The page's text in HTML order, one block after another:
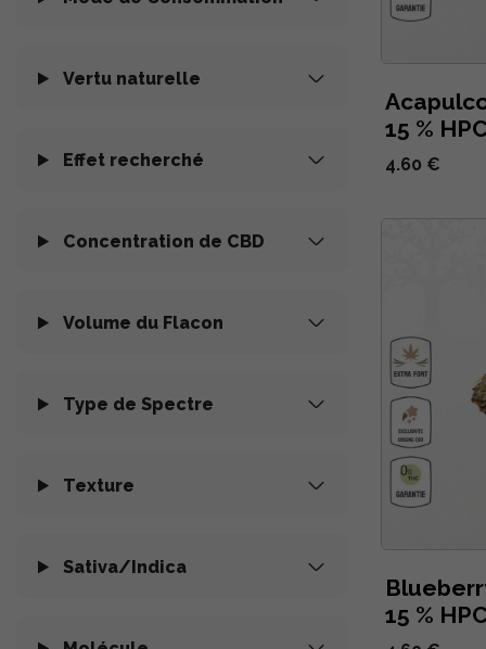
Vertu naturelle
Effet recherché
Concentration de CBD
Volume du Flacon
Type de Spectre
Texture
Sativa/Indica
15 %
4.60 €
15 %